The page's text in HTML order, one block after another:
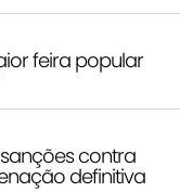
feira popular
contra
definitiva